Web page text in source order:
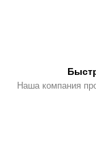
Наша компания